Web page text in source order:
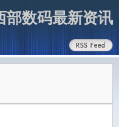
部数码最新资讯